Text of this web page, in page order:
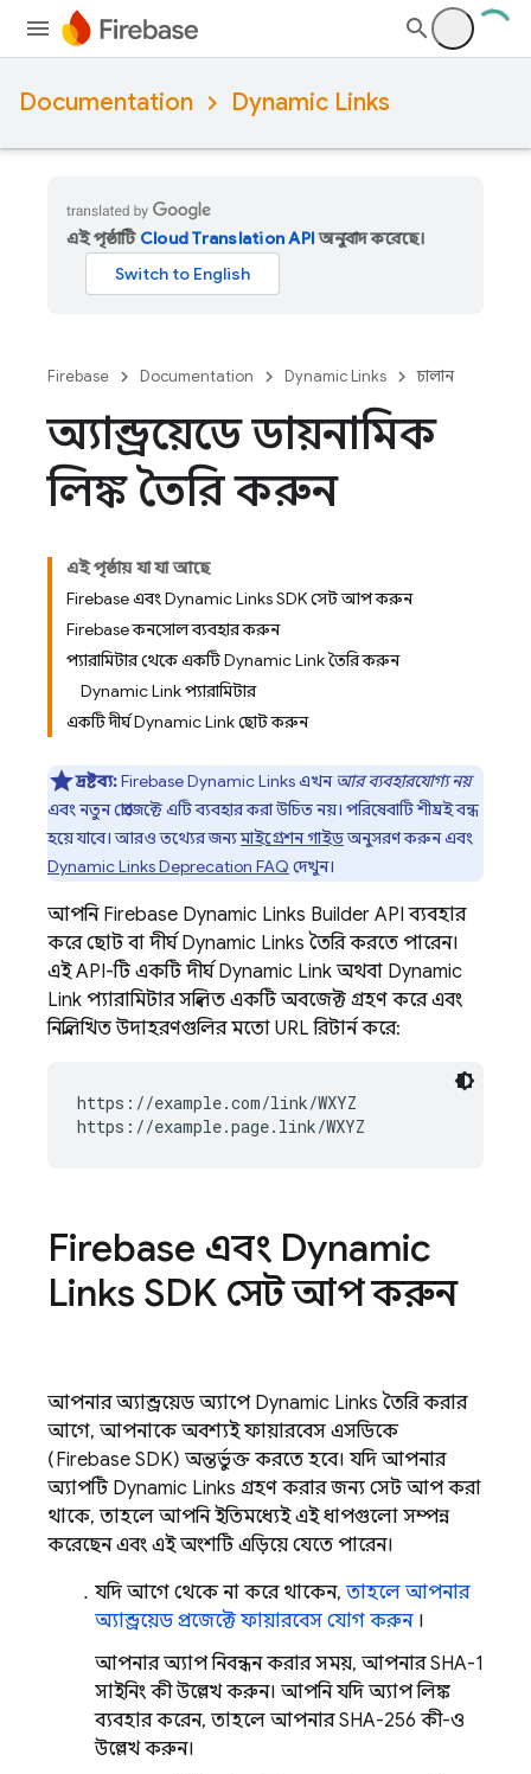
Documentation Dynamic Links
এই পৃষ্ঠাটি Cloud Translation APIঅনুবাদ করেছে।
Firebase Documentation Dynamic Links চালান
অ্যান্ড্রয়েডে ডায়নামিক
লিঙ্ক তৈরি করুন
এই পৃষ্ঠায় যা যা আছে
Firebase এবং Dynamic Links SDK সেট আপ করুন
Firebase কনসোল ব্যবহার করুন
প্যারামিটার থেকে একটি Dynamic Link তৈরি করুন
Dynamic Link প্যারামিটার
একটি দীর্ঘ Dynamic Link ছোট করুন
দ্রষ্টব্য:Firebase Dynamic Links এখন আর ব্যবহারযোগ্য নয়
এবং নতুন প্রোজেক্টে এটি ব্যবহার করা উচিত নয়। পরিষেবাটি শীঘ্রই বন্ধ
হয়ে যাবে। আরও তথ্যের জন্যমাইগ্রেশন গাইডঅনুসরণ করুন এবং
Dynamic Links Deprecation FAQ দেখুন।
আপনি Firebase Dynamic Links Builder API ব্যবহার
করে ছোট বা দীর্ঘ Dynamic Links তৈরি করতে পারেন।
এই API-টি একটি দীর্ঘ Dynamic Link অথবা Dynamic
Link প্যারামিটার সম্বলিত একটি অবজেক্ট গ্রহণ করে এবং
নিম্নলিখিত উদাহরণগুলির মতো URL রিটার্ন করে:
https://example.com/link/WXYZ
Firebase এবং Dynamic
Links SDK সেট আপ করুন
আপনার অ্যান্ড্রয়েড অ্যাপে Dynamic Links তৈরি করার
আগে, আপনাকে অবশ্যই ফায়ারবেস এসডিকে
(Firebase SDK) অন্তর্ভুক্ত করতে হবে। যদি আপনার
অ্যাপটি Dynamic Links গ্রহণ করার জন্য সেট আপ করা
থাকে, তাহলে আপনি ইতিমধ্যেই এই ধাপগুলো সম্পন্ন
করেছেন এবং এই অংশটি এড়িয়ে যেতে পারেন।
যদি আগে থেকে না করে থাকেন, তাহলে আপনার
অ্যান্ড্রয়েড প্রজেক্টে ফায়ারবেস যোগ করুন।
আপনার অ্যাপ নিবন্ধন করার সময়, আপনার SHA-1
সাইনিং কী উল্লেখ করুন। আপনি যদি অ্যাপ লিঙ্ক
ব্যবহার করেন, তাহলে আপনার SHA-256 কী-ও
উল্লেখ করুন।